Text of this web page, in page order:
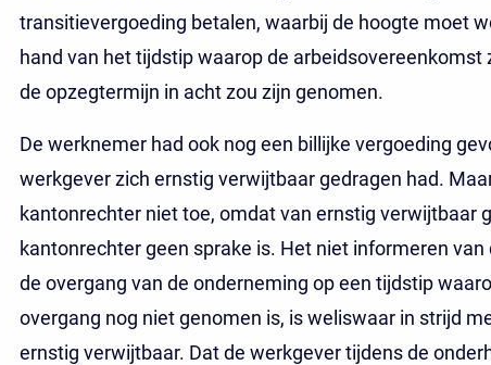
transitievergoeding betalen, waarbij de hoogte moet
hand van het tijdstip waarop de arbeidsovereenkomst
de opzegtermijn in acht zou zijn genomen.
De werknemer had ook nog een billijke vergoeding
werkgever zich ernstig verwijtbaar gedragen had.
kantonrechter niet toe, omdat van ernstig verwijtbaar
kantonrechter geen sprake is. Het niet informeren
de overgang van de onderneming op een tijdstip
overgang nog niet genomen is, is weliswaar in strijd
ernstig verwijtbaar. Dat de werkgever tijdens de